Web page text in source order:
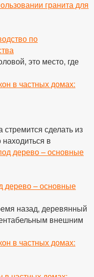
по
это место, где
сделать из
в
дерево – основные
назад, деревянный
внешним